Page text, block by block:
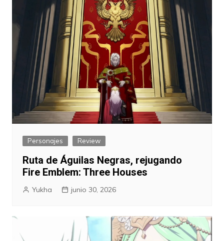
Personajes Review
Ruta de Águilas Negras, rejugando
Fire Emblem: Three Houses
Yukha junio 30, 2026